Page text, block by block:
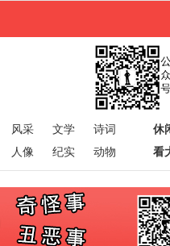
风采 文学
诗词
人像 纪实 动物
休
看